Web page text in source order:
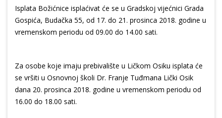
Isplata Božićnice isplaćivat će se u Gradskoj vijećnici Grada
Gospića, Budačka 55, od 17. do 21. prosinca 2018. godine u
vremenskom periodu od 09.00 do 14.00 sati.
Za osobe koje imaju prebivalište u Ličkom Osiku isplata će
se vršiti u Osnovnoj školi Dr. Franje Tuđmana Lički Osik
dana 20. prosinca 2018. godine u vremenskom periodu od
16.00 do 18.00 sati.